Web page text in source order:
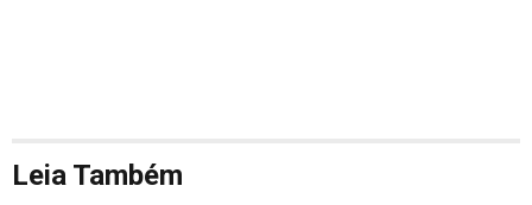
Leia Também